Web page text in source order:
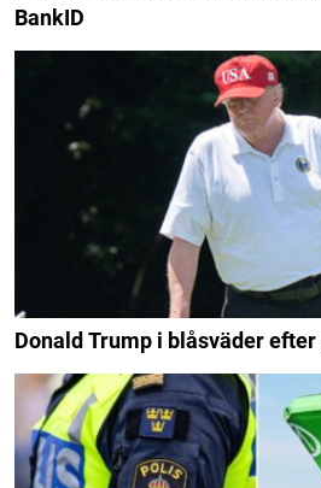
BankID
Donald Trump i blåsväder